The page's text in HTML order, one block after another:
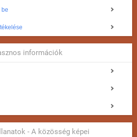
be
információk
- A közösség képei